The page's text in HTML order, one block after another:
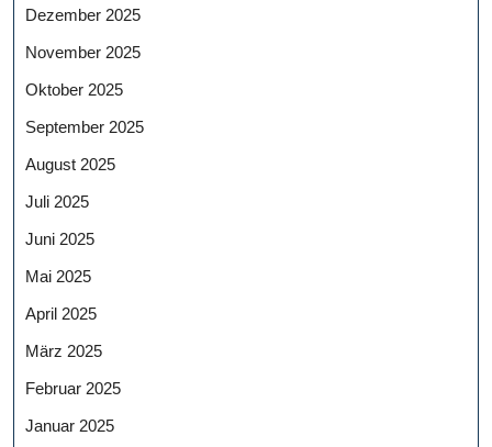
Dezember 2025
November 2025
Oktober 2025
September 2025
August 2025
Juli 2025
Juni 2025
Mai 2025
April 2025
März 2025
Februar 2025
Januar 2025